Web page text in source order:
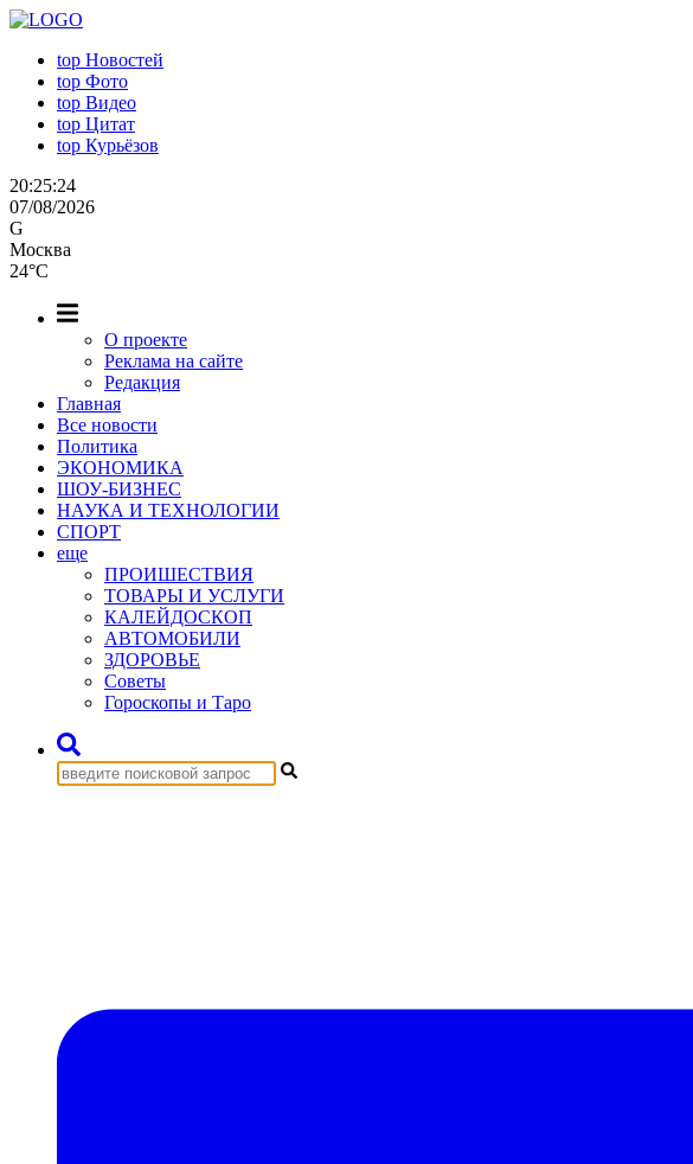
top Новостей
top Фото
top Видео
top Цитат
top Курьёзов
20:25:25
07/08/2026
G
Москва
24°C
О проекте
Реклама на сайте
Редакция
Главная
Все новости
Политика
ЭКОНОМИКА
ШОУ-БИЗНЕС
НАУКА И ТЕХНОЛОГИИ
СПОРТ
еще
ПРОИШЕСТВИЯ
ТОВАРЫ И УСЛУГИ
КАЛЕЙДОСКОП
АВТОМОБИЛИ
ЗДОРОВЬЕ
Советы
Гороскопы и Таро